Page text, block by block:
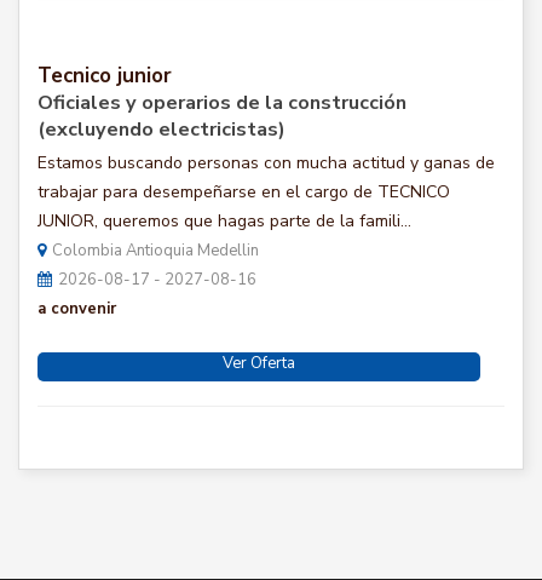
Tecnico junior
Oficiales y operarios de la construcción
(excluyendo electricistas)
Estamos buscando personas con mucha actitud y ganas de
trabajar para desempeñarse en el cargo de TECNICO
JUNIOR, queremos que hagas parte de la famili...
Colombia Antioquia Medellin
2026-08-17 - 2027-08-16
a convenir
Ver Oferta